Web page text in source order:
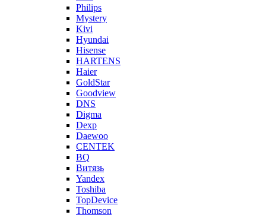
Philips
Mystery
Kivi
Hyundai
Hisense
HARTENS
Haier
GoldStar
Goodview
DNS
Digma
Dexp
Daewoo
CENTEK
BQ
Витязь
Yandex
Toshiba
TopDevice
Thomson